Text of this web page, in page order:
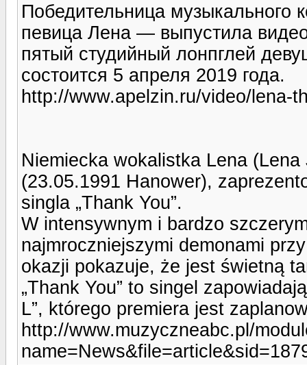
Победительница музыкального
певица Лена — выпустила
пятый студийный лонпглей
состоится 5 апреля 2019 года.
http://www.apelzin.ru/video/lena-
Niemiecka wokalistka Lena
(23.05.1991 Hanower),
singla „Thank You”.
W intensywnym i bardzo
najmroczniejszymi demonami
okazji pokazuje, że jest świetną
„Thank You” to singel
L”, którego premiera jest
http://www.muzyczneabc.pl/